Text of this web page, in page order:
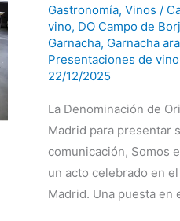
Gastronomía, Vinos /
vino, DO Campo de
Garnacha, Garnacha
Presentaciones de vino
22/12/2025
La Denominación de
Madrid para presentar
comunicación, Somos
un acto celebrado en
Madrid. Una puesta en
la
Garnacha»